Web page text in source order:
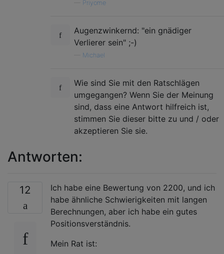
Priyome
Augenzwinkernd: "ein gnädiger
Verlierer sein" ;-)
Michael
Wie sind Sie mit den Ratschlägen
umgegangen? Wenn Sie der Meinung
sind, dass eine Antwort hilfreich ist,
stimmen Sie dieser bitte zu und / oder
akzeptieren Sie sie.
Antworten:
12
Ich habe eine Bewertung von 2200, und ich
habe ähnliche Schwierigkeiten mit langen
Berechnungen, aber ich habe ein gutes
Positionsverständnis.
Mein Rat ist: